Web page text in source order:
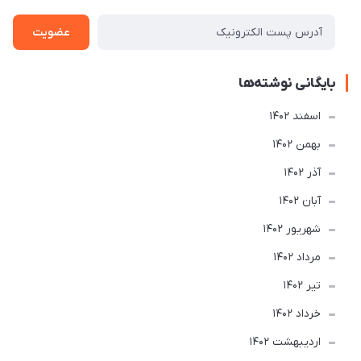
عضویت
بایگانی نوشته‌ها
اسفند 1402
بهمن 1402
آذر 1402
آبان 1402
شهریور 1402
مرداد 1402
تير 1402
خرداد 1402
ارديبهشت 1402